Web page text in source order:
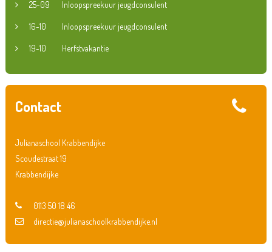
25-09 Inloopspreekuur jeugdconsulent
16-10 Inloopspreekuur jeugdconsulent
19-10 Herfstvakantie
Contact
Julianaschool Krabbendijke
Scoudestraat 19
Krabbendijke
0113 50 18 46
directie@julianaschoolkrabbendijke.nl